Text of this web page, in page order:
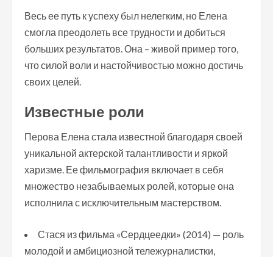
Весь ее путь к успеху был нелегким, но Елена
смогла преодолеть все трудности и добиться
больших результатов. Она – живой пример того,
что силой воли и настойчивостью можно достичь
своих целей.
Известные роли
Перова Елена стала известной благодаря своей
уникальной актерской талантливости и яркой
харизме. Ее фильмография включает в себя
множество незабываемых ролей, которые она
исполнила с исключительным мастерством.
Стася из фильма «Сердцеедки» (2014) — роль
молодой и амбициозной тележурналистки,